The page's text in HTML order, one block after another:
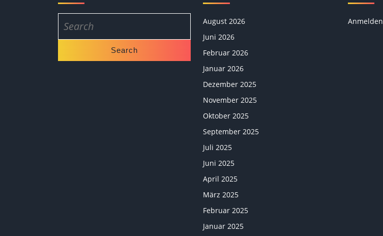
for:
August 2026
Juni 2026
Februar 2026
Januar 2026
Dezember 2025
November 2025
Oktober 2025
September 2025
Juli 2025
Juni 2025
April 2025
März 2025
Februar 2025
Januar 2025
Anmelden